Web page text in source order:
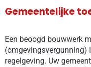
Gemeentelijke
Een beoogd bouwwerk
(omgevingsvergunning)
regelgeving. Uw